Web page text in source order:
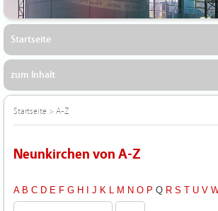
Startseite
zum Inhalt
Startseite > A-Z
Neunkirchen von A-Z
A B C D E F G H I J K L M N O P Q R S T U V